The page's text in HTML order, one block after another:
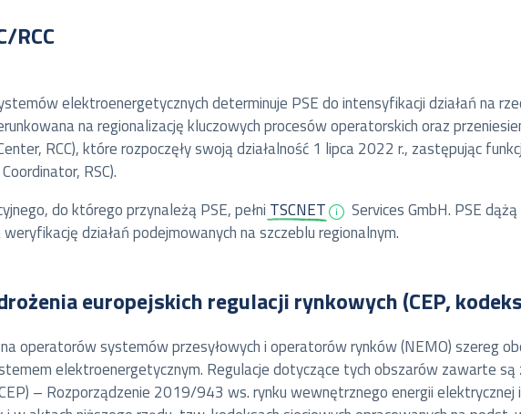
RCC
elektroenergetycznych determinuje PSE do intensyfikacji działań na
na regionalizację kluczowych procesów operatorskich oraz
RCC), które rozpoczęły swoją działalność 1 lipca 2022 r., zastępując
RSC).
do którego przynależą PSE, pełni TSCNET Services GmbH. PSE
działań podejmowanych na szczeblu regionalnym.
europejskich regulacji rynkowych (CEP,
operatorów systemów przesyłowych i operatorów rynków (NEMO) szereg
elektroenergetycznym. Regulacje dotyczące tych obszarów zawarte
) – Rozporządzenie 2019/943 ws. rynku wewnętrznego energii